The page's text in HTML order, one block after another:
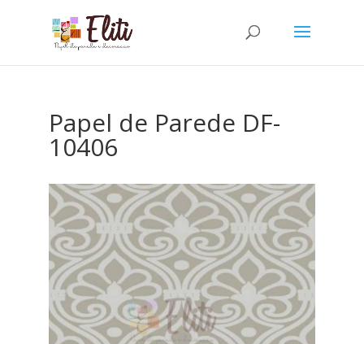
Papel de Parede DF-
10406